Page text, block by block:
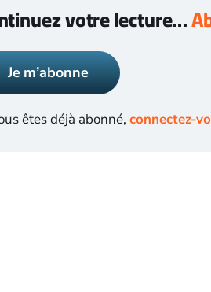
votre lecture…
Je m’abonne
êtes déjà abonné, connectez-